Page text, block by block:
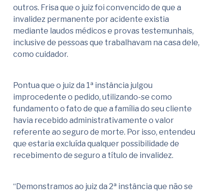
outros. Frisa que o juiz foi convencido de que a
invalidez permanente por acidente existia
mediante laudos médicos e provas testemunhais,
inclusive de pessoas que trabalhavam na casa dele,
como cuidador.
Pontua que o juiz da 1ª instância julgou
improcedente o pedido, utilizando-se como
fundamento o fato de que a família do seu cliente
havia recebido administrativamente o valor
referente ao seguro de morte. Por isso, entendeu
que estaria excluída qualquer possibilidade de
recebimento de seguro a título de invalidez.
“Demonstramos ao juiz da 2ª instância que não se